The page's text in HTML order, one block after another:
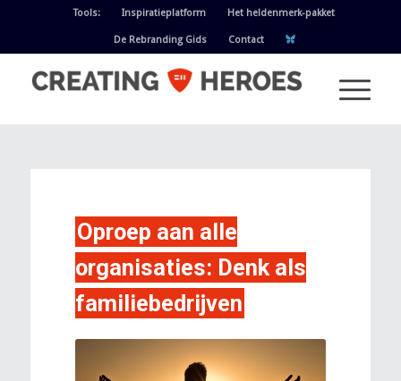
Tools: Inspiratieplatform Het heldenmerk-pakket
De Rebranding Gids Contact
Oproep aan alle
organisaties: Denk als
familiebedrijven